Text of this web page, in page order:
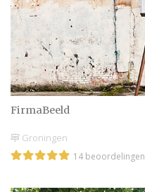
FirmaBeeld
Groningen
14 beoordelingen